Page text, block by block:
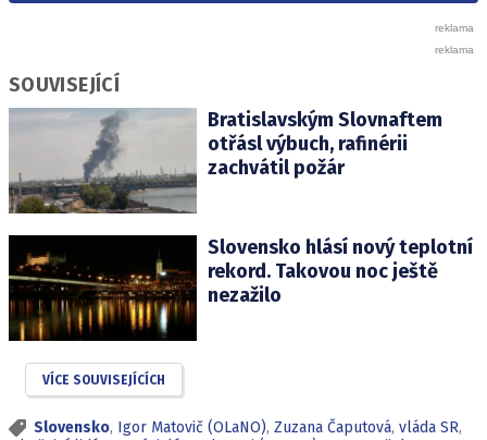
SOUVISEJÍCÍ
Bratislavským Slovnaftem
otřásl výbuch, rafinérii
zachvátil požár
Slovensko hlásí nový teplotní
rekord. Takovou noc ještě
nezažilo
VÍCE SOUVISEJÍCÍCH
Slovensko, Igor Matovič (OLaNO), Zuzana Čaputová, vláda SR,